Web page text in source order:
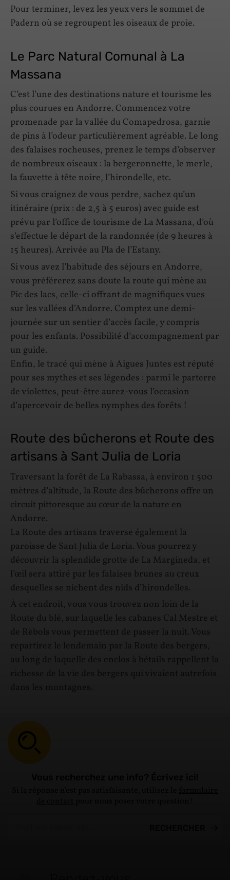
Pour terminer, levez les yeux vers le sommet de
Padern où se regroupent les oiseaux de proie.
Le Parc Natural Comunal à La
Massana
C’est l’une des destinations nature et tourisme les
plus courues en Andorre. Commencez votre
promenade par la vallée du Comapedrosa, garnie
de pins à l’odeur particulièrement agréable. Le long
des falaises rocheuses, prenez le temps d’observer
de nombreux oiseaux : la bergeronnette, le merle,
la fauvette à tête noire, l’hirondelle, etc.
Si vous craignez de vous perdre, sachez qu’un
itinéraire (prix : de 2,5 à 5 euros) avec guide est
prévu par l’office de tourisme de La Massana, d’où
s’effectue le départ de la randonnée (de 9 heures à
15 heures). Arrivée au Pla de l’Estany.
Si vous avez l’habitude des séjours en Andorre,
vous préférerez sans doute la route qui mène au
Pic des lacs, celle-ci offrant de magnifiques vues
sur les vallées d’Andorre. Comptez une demi-
journée sur un sentier d’accès facile, y compris
pour les enfants. Possibilité d’accompagnement par
un guide.
Enfin, le tracé qui mène à Aigues Juntes est réputé
pour ses mythes et ses légendes : parmi le parterre
de violettes, peut-être aurez-vous l’occasion
d’apercevoir de belles nymphes des forêts !
Route des bûcherons et Route des
artisans à Sant Julia de Loria
Traversant la forêt de La Rabassa, à environ 1 500
mètres d’altitude, la Route des bûcherons offre un
circuit pittoresque au cœur de la nature en
Andorre.
La Route des artisans traverse également la
paroisse de Sant Julia de Loria. Vous pourrez y
découvrir la splendide grotte de La Margineda, et
l’œil sera attiré par les falaises brunes au creux
desquelles se nichent des nids d’hirondelles.
À cet endroit, vous vous trouvez non loin de la
Route du blé, sur laquelle les cabanes Cal Mestre et
de Rèbols vous permettent de passer la nuit. Vous
repartirez le lendemain par la Route des bergers,